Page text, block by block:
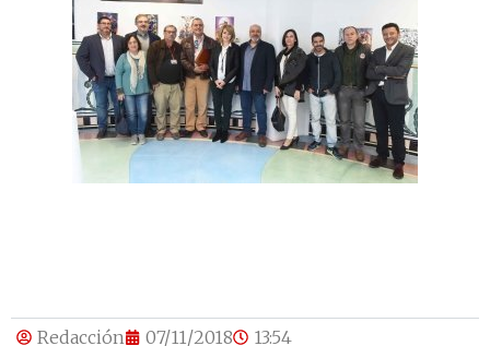
Redacción 07/11/2018 13:54